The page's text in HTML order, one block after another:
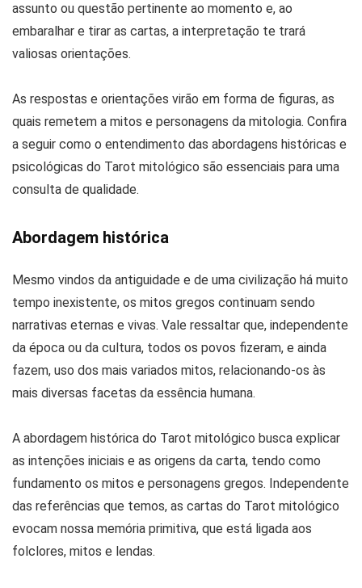
assunto ou questão pertinente ao momento e, ao
embaralhar e tirar as cartas, a interpretação te trará
valiosas orientações.
As respostas e orientações virão em forma de figuras, as
quais remetem a mitos e personagens da mitologia. Confira
a seguir como o entendimento das abordagens históricas e
psicológicas do Tarot mitológico são essenciais para uma
consulta de qualidade.
Abordagem histórica
Mesmo vindos da antiguidade e de uma civilização há muito
tempo inexistente, os mitos gregos continuam sendo
narrativas eternas e vivas. Vale ressaltar que, independente
da época ou da cultura, todos os povos fizeram, e ainda
fazem, uso dos mais variados mitos, relacionando-os às
mais diversas facetas da essência humana.
A abordagem histórica do Tarot mitológico busca explicar
as intenções iniciais e as origens da carta, tendo como
fundamento os mitos e personagens gregos. Independente
das referências que temos, as cartas do Tarot mitológico
evocam nossa memória primitiva, que está ligada aos
folclores, mitos e lendas.